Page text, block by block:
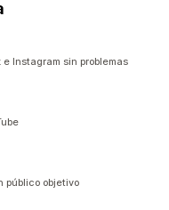
Instagram sin problemas
público objetivo